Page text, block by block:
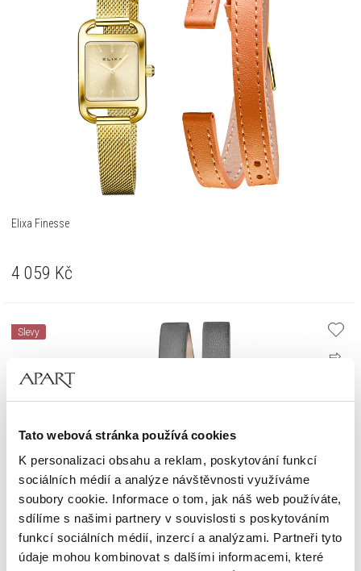
Tato webová stránka používá cookies
K personalizaci obsahu a reklam, poskytování funkcí
sociálních médií a analýze návštěvnosti využíváme
soubory cookie. Informace o tom, jak náš web používáte,
sdílíme s našimi partnery v souvislosti s poskytováním
funkcí sociálních médií, inzercí a analýzami. Partneři tyto
údaje mohou kombinovat s dalšími informacemi, které
Elixa Finesse
4 059 Kč
Slevy